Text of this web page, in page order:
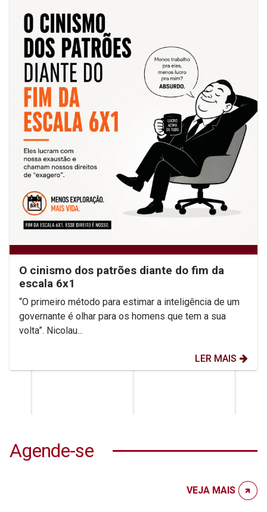
O cinismo dos patrões diante do fim da
escala 6x1
“O primeiro método para estimar a inteligência de um
governante é olhar para os homens que tem a sua
volta”. Nicolau...
LER MAIS
Agende-se
VEJA MAIS